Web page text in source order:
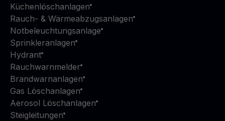
Küchenlöschanlagen
Rauch- & Wärmeabzugsanlagen
Notbeleuchtungsanlage
Sprinkleranlagen
Hydrant
Rauchwarnmelder
Brandwarnanlagen
Gas Löschanlagen
Aerosol Löschanlagen
Steigleitungen